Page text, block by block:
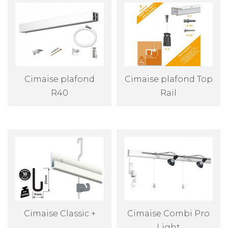
savez sûrement qu'il est important de bien
choisir le système d'accrochage pour vos
tableaux. Les cimaises sont devenues une
solution populaire pour accrocher vos œuvres
d'art de manière élégante et pratique.
La cimaise murale pour tableau est un
suspendre vos tableaux à l'aide d'un système
de fixation pour tableau. Les cimaises offrent
une solution pratique pour changer vos
tableaux en toute simplicité, sans laisser de
traces sur vos murs.
Le rail pour tableau est le cœur de la cimaise
Cimaise plafond
R40
Cimaise plafond Top
Rail
Cimaise Classic +
Cimaise Combi Pro